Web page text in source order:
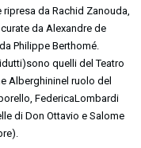
da Rachid Zanouda,
da Alexandre de
Philippe Berthomé.
quelli del Teatro
Alberghininel ruolo del
FedericaLombardi
di Don Ottavio e Salome